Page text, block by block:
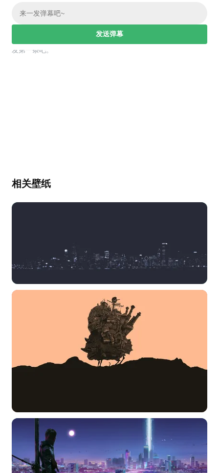
发送弹幕
，发第一条吧。
相关壁纸